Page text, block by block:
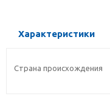
Характеристики
Страна происхождения